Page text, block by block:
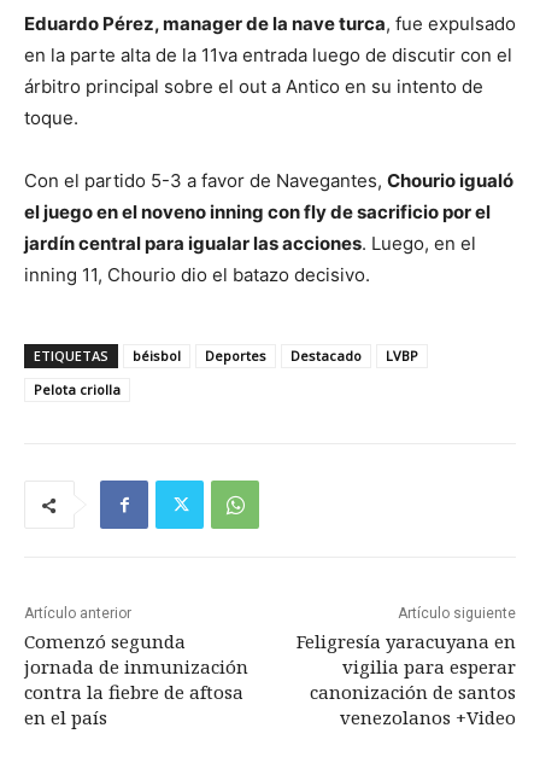
Eduardo Pérez, manager de la nave turca, fue expulsado
en la parte alta de la 11va entrada luego de discutir con el
árbitro principal sobre el out a Antico en su intento de
toque.
Con el partido 5-3 a favor de Navegantes, Chourio igualó
el juego en el noveno inning con fly de sacrificio por el
jardín central para igualar las acciones. Luego, en el
inning 11, Chourio dio el batazo decisivo.
ETIQUETAS béisbol Deportes Destacado
LVBP
Pelota criolla
Artículo anterior
Comenzó segunda
jornada de inmunización
contra la fiebre de aftosa
en el país
Artículo siguiente
Feligresía yaracuyana en
vigilia para esperar
canonización de santos
venezolanos +Video